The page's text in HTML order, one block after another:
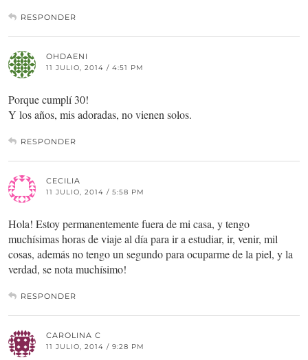
RESPONDER
OHDAENI
11 JULIO, 2014 / 4:51 PM
Porque cumplí 30!
Y los años, mis adoradas, no vienen solos.
RESPONDER
CECILIA
11 JULIO, 2014 / 5:58 PM
Hola! Estoy permanentemente fuera de mi casa, y tengo
muchísimas horas de viaje al día para ir a estudiar, ir, venir, mil
cosas, además no tengo un segundo para ocuparme de la piel, y la
verdad, se nota muchísimo!
RESPONDER
CAROLINA C
11 JULIO, 2014 / 9:28 PM